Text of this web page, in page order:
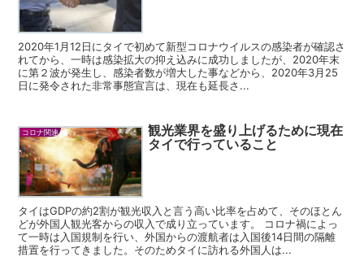
2020年1月12日にタイで初めて新型コロナウイルスの感染者が確認さ
れてから、一時は感染拡大の抑え込みに成功しましたが、2020年末
に第２波が発生し、感染者数が増大した事などから、2020年3月25
日に発令された非常事態宣言は、現在も延長さ...
コロナ関連
観光業界を盛り上げるために現在
タイで行っていること
タイはGDPの約2割が観光収入と言う高い比率を占めて、そのほとん
どが外国人観光客からの収入で成り立っています。 コロナ禍によっ
て一時は入国規制を行い、外国からの渡航者は入国後14日間の隔離
措置を行ってきました。そのためタイに訪れる外国人は...